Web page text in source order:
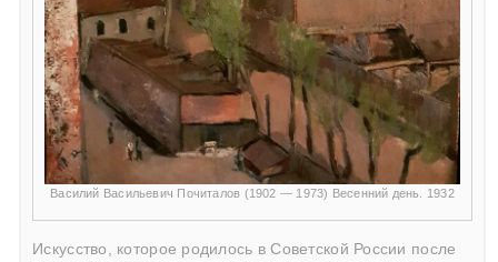
Василий Васильевич Почиталов (1902 — 1973) Весенний день. 1932
Искусство, которое родилось в Советской России после